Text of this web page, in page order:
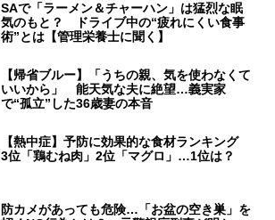
SAで「ラーメン＆チャーハン」は猛烈な眠
気のもと？ ドライブ中の“疲れにくい食事
術”とは【管理栄養士に聞く】
【帰省ブルー】「うちの親、気を使わなくて
いいから」 能天気な夫に絶望…義実家
で“孤立”した36歳妻の本音
【熱中症】予防に効果的な食材ランキング
3位「鶏むね肉」2位「マグロ」…1位は？
防カメがあっても危険…「お盆の空き巣」を